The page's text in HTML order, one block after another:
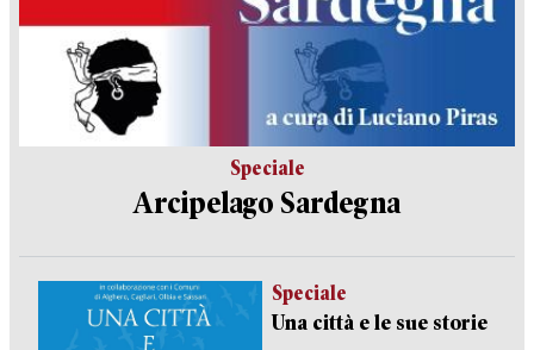
Speciale
Arcipelago Sardegna
Speciale
Una città e le sue storie